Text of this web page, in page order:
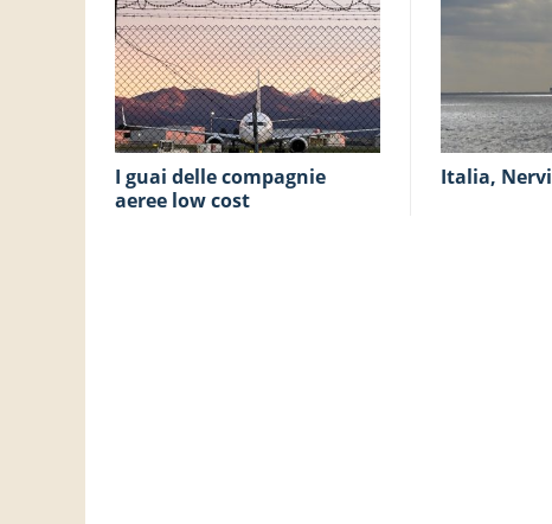
I guai delle compagnie
aeree low cost
Italia, Nervi